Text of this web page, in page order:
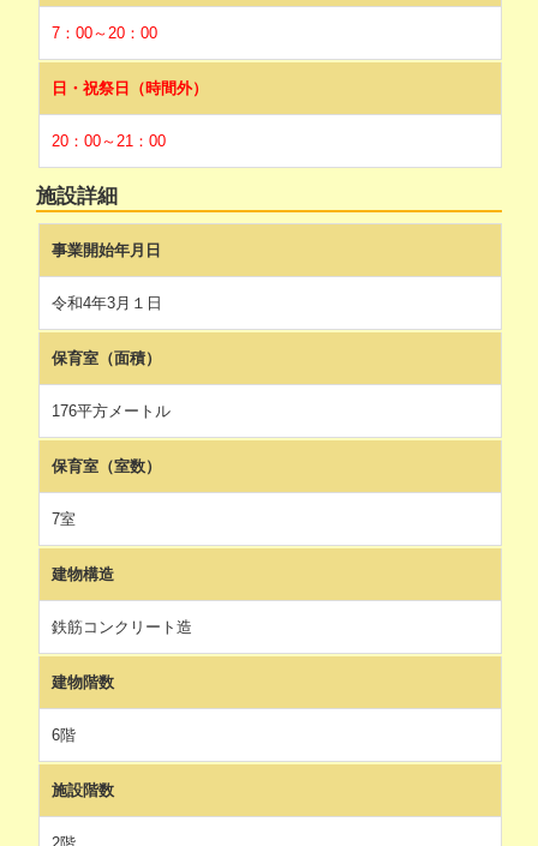
7：00～20：00
日・祝祭日（時間外）
20：00～21：00
施設詳細
事業開始年月日
令和4年3月１日
保育室（面積）
176平方メートル
保育室（室数）
7室
建物構造
鉄筋コンクリート造
建物階数
6階
施設階数